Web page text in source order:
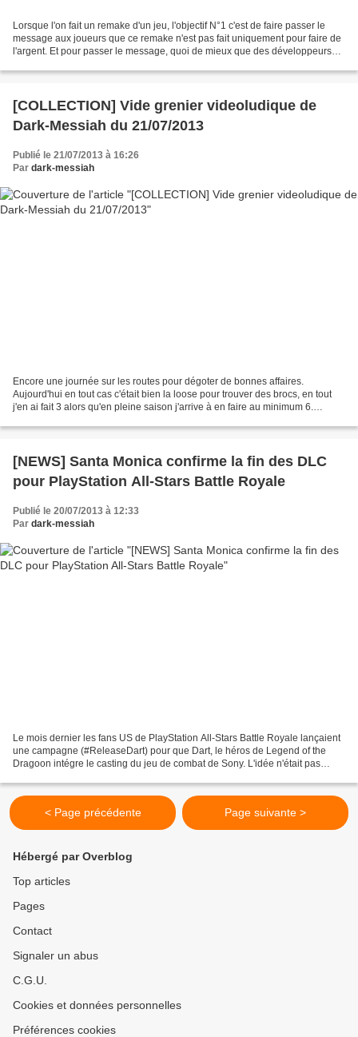
Lorsque l'on fait un remake d'un jeu, l'objectif N°1 c'est de faire passer le
message aux joueurs que ce remake n'est pas fait uniquement pour faire de
l'argent. Et pour passer le message, quoi de mieux que des développeurs
[COLLECTION] Vide grenier videoludique de
Dark-Messiah du 21/07/2013
Publié le 21/07/2013 à 16:26
Par dark-messiah
Encore une journée sur les routes pour dégoter de bonnes affaires.
Aujourd'hui en tout cas c'était bien la loose pour trouver des brocs, en tout
j'en ai fait 3 alors qu'en pleine saison j'arrive à en faire au minimum 6.
[NEWS] Santa Monica confirme la fin des DLC
pour PlayStation All-Stars Battle Royale
Publié le 20/07/2013 à 12:33
Par dark-messiah
Le mois dernier les fans US de PlayStation All-Stars Battle Royale lançaient
une campagne (#ReleaseDart) pour que Dart, le héros de Legend of the
Dragoon intégre le casting du jeu de combat de Sony. L'idée n'était pas
< Page précédente Page suivante >
Hébergé par Overblog
Top articles
Pages
Contact
Signaler un abus
C.G.U.
Cookies et données personnelles
Préférences cookies